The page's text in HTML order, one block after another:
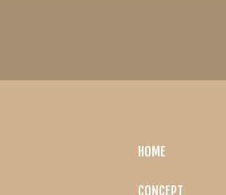
HOME
CONCEPT